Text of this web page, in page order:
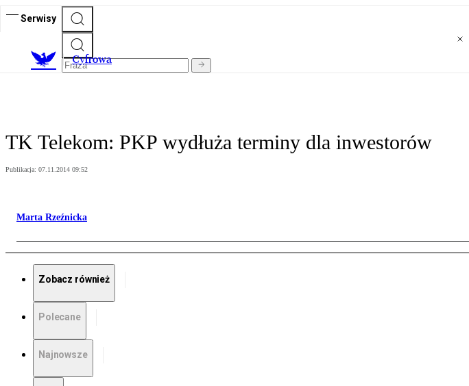
Serwisy
Cyfrowa
TK Telekom: PKP wydłuża terminy dla inwestorów
Publikacja: 07.11.2014 09:52
Marta Rzeźnicka
Zobacz również
Polecane
Najnowsze